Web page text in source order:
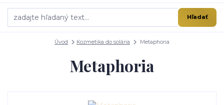
Hľadať
Úvod Kozmetika do solária Metaphoria
Metaphoria